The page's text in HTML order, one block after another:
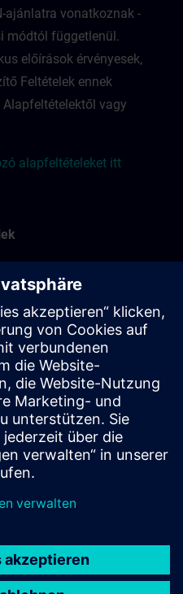
ajánlatra vonatkoznak -
módtól függetlenül.
előírások érvényesek,
Feltételek ennek
vagy
alapfeltételeket itt
helyszíni képzésekre
élő online
itt találja >